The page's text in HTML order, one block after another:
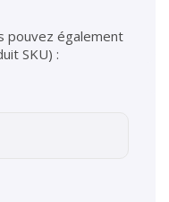
pouvez également
SKU) :